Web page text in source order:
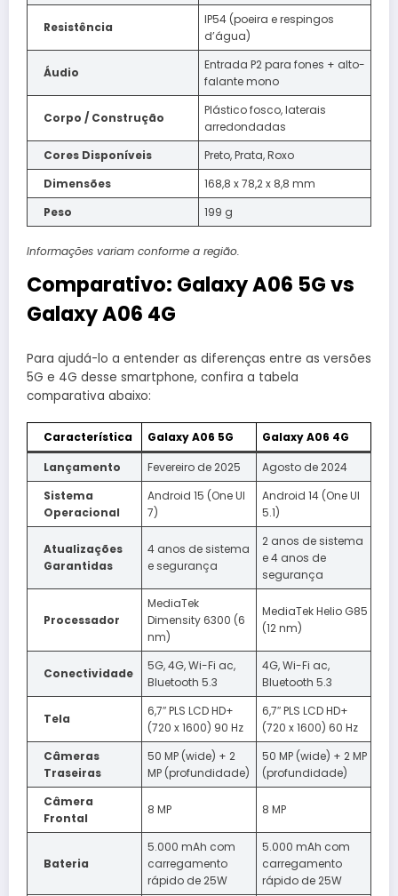
Resistência
IP54 (poeira e respingos
d’água)
Áudio
Entrada P2 para fones + alto-
falante mono
Corpo / Construção
Plástico fosco, laterais
arredondadas
Cores Disponíveis
Preto, Prata, Roxo
Dimensões
168,8 x 78,2 x 8,8 mm
Peso
199 g
Informações variam conforme a região.
Comparativo: Galaxy A06 5G vs
Galaxy A06 4G
Para ajudá-lo a entender as diferenças entre as versões
5G e 4G desse smartphone, confira a tabela
comparativa abaixo:​
Característica Galaxy A06 5G
Galaxy A06 4G
Lançamento
Fevereiro de 2025
Agosto de 2024
Sistema
Operacional
Android 15 (One UI
7)
Android 14 (One UI
5.1)
Atualizações
Garantidas
4 anos de sistema
e segurança
2 anos de sistema
e 4 anos de
segurança
Processador
MediaTek
Dimensity 6300 (6
nm)
MediaTek Helio G85
(12 nm)
Conectividade
5G, 4G, Wi-Fi ac,
Bluetooth 5.3
4G, Wi-Fi ac,
Bluetooth 5.3
Tela
6,7″ PLS LCD HD+
(720 x 1600) 90 Hz
6,7″ PLS LCD HD+
(720 x 1600) 60 Hz
Câmeras
Traseiras
50 MP (wide) + 2
MP (profundidade)
50 MP (wide) + 2 MP
(profundidade)
Câmera
Frontal
8 MP 8 MP
Bateria
5.000 mAh com
carregamento
rápido de 25W
5.000 mAh com
carregamento
rápido de 25W